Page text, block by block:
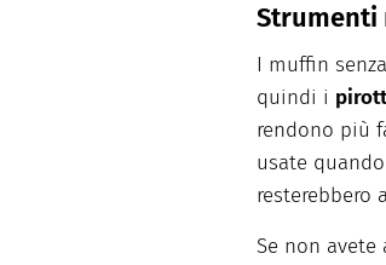
Strumenti
I muffin
quindi i
rendono più
usate
resterebbero
Se non